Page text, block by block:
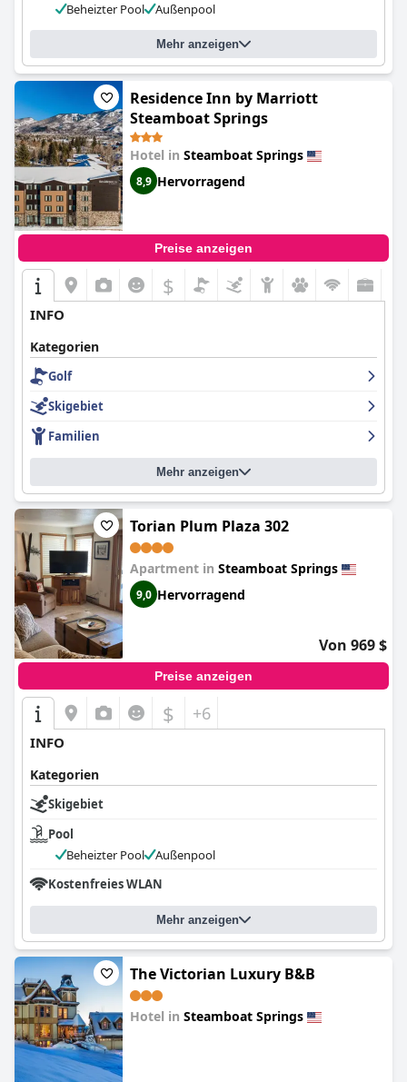
Beheizter Pool
Außenpool
Mehr anzeigen
Residence Inn by Marriott
Steamboat Springs
Hotel in Steamboat Springs
8,9 Hervorragend
Preise anzeigen
$
INFO
Kategorien
Golf
Skigebiet
Familien
Mehr anzeigen
Torian Plum Plaza 302
Apartment in Steamboat Springs
9,0 Hervorragend
Von 969 $
Preise anzeigen
$ +6
INFO
Kategorien
Skigebiet
Pool
Beheizter Pool
Außenpool
Kostenfreies WLAN
Mehr anzeigen
The Victorian Luxury B&B
Hotel in Steamboat Springs